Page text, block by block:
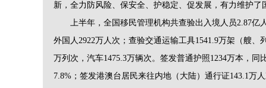
新，全力防风险、保安全、护稳定、促发展，有力维护
上半年，全国移民管理机构共查验出入境人员2.87亿人
外国人2922万人次；查验交通运输工具1541.9万架（艘
万列次，汽车1475.3万辆次。签发普通护照1234万本，
7.8%；签发港澳台居民来往内地（大陆）通行证143.1万